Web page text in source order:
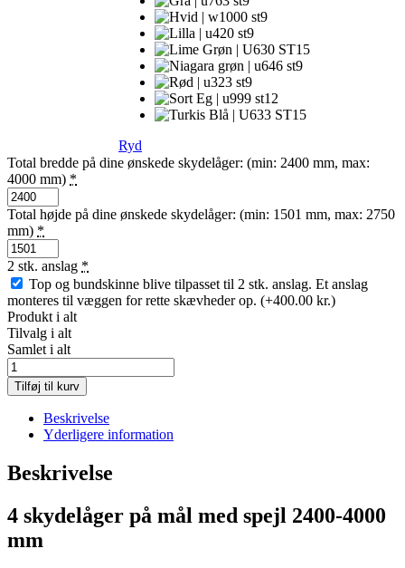
Ryd
Total bredde på dine ønskede skydelåger: (min: 2400 mm, max:
4000 mm) *
Total højde på dine ønskede skydelåger: (min: 1501 mm, max: 2750
mm) *
2 stk. anslag *
Top og bundskinne blive tilpasset til 2 stk. anslag. Et anslag
monteres til væggen for rette skævheder op. (+400.00 kr.)
Produkt i alt
Tilvalg i alt
Samlet i alt
4
skydelåger
på
med
2400-
4000
antal
Tilføj til kurv
Beskrivelse
Yderligere information
Beskrivelse
4 skydelåger på mål med spejl 2400-4000
mm